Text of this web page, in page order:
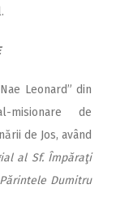
Leonard” din
misionare de
de Jos, având
al Sf. Împăraţi
Dumitru